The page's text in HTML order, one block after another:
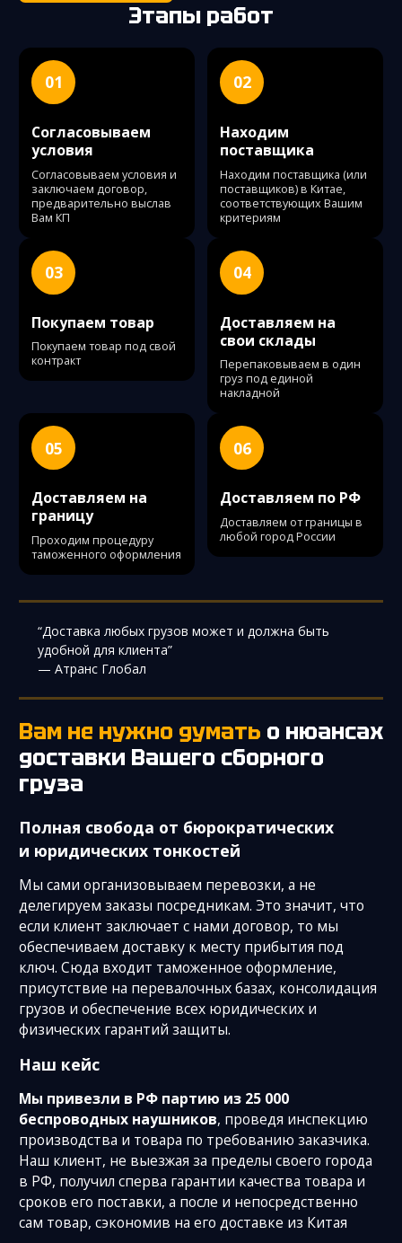
Этапы работ
01
Согласовываем
условия
Согласовываем условия и
заключаем договор,
предварительно выслав
Вам КП
02
Находим
поставщика
Находим поставщика (или
поставщиков) в Китае,
соответствующих Вашим
критериям
03
Покупаем товар
Покупаем товар под свой
контракт
04
Доставляем на
свои склады
Перепаковываем в один
груз под единой
накладной
05
Доставляем на
границу
Проходим процедуру
таможенного оформления
06
Доставляем по РФ
Доставляем от границы в
любой город России
“Доставка любых грузов может и должна быть
удобной для клиента”
— Атранс Глобал
Вам не нужно думать о нюансах
доставки Вашего сборного
груза
Полная свобода от бюрократических
и юридических тонкостей
Мы сами организовываем перевозки, а не
делегируем заказы посредникам. Это значит, что
если клиент заключает с нами договор, то мы
обеспечиваем доставку к месту прибытия под
ключ. Сюда входит таможенное оформление,
присутствие на перевалочных базах, консолидация
грузов и обеспечение всех юридических и
физических гарантий защиты.
Наш кейс
Мы привезли в РФ партию из 25 000
беспроводных наушников, проведя инспекцию
производства и товара по требованию заказчика.
Наш клиент, не выезжая за пределы своего города
в РФ, получил сперва гарантии качества товара и
сроков его поставки, а после и непосредственно
сам товар, сэкономив на его доставке из Китая